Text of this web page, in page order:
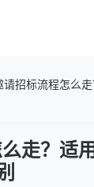
请招标流程怎么
走？适